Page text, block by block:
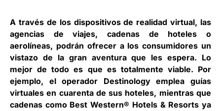
A través de los dispositivos de realidad virtual, las
agencias de viajes, cadenas de hoteles o
aerolíneas, podrán ofrecer a los consumidores un
vistazo de la gran aventura que les espera. Lo
mejor de todo es que es totalmente viable. Por
ejemplo, el operador Destinology emplea guías
virtuales en cuarenta de sus hoteles, mientras que
cadenas como Best Western® Hotels & Resorts ya